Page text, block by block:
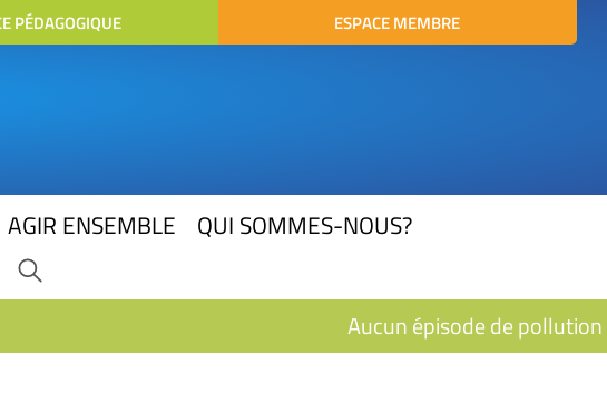
PÉDAGOGIQUE ESPACE MEMBRE
AGIR ENSEMBLE
QUI SOMMES-NOUS?
Aucun épisode de pollution